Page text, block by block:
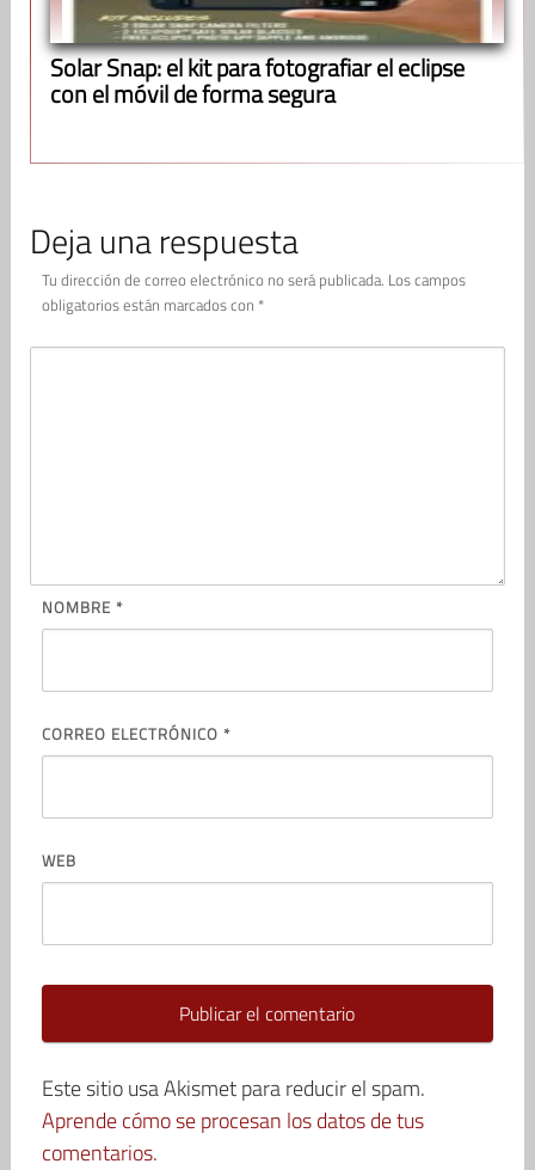
Solar Snap: el kit para fotografiar el eclipse
con el móvil de forma segura
Deja una respuesta
Tu dirección de correo electrónico no será publicada. Los campos
obligatorios están marcados con *
NOMBRE *
CORREO ELECTRÓNICO *
WEB
Este sitio usa Akismet para reducir el spam.
Aprende cómo se procesan los datos de tus
comentarios.